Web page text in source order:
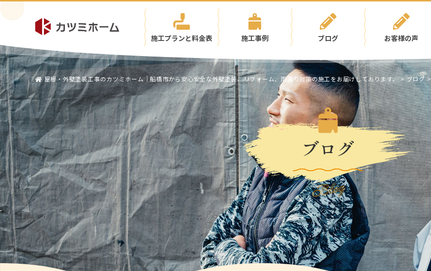
施工プランと料金表 施工事例 ブログ お客様の声
屋根・外壁塗装工事のカツミホーム｜船橋市から安心安全な外壁塗装、リフォーム、雨漏り対策の施工をお届けしております。>ブログ>
ブログ
Blog